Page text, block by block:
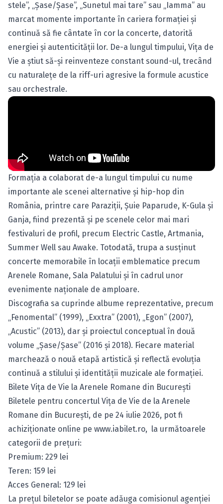
stele”, „Șase/Șase”, „Sunetul mai tare” sau „Iamma” au
marcat momente importante în cariera formației și
continuă să fie cântate în cor la concerte, datorită
energiei și autenticității lor. De-a lungul timpului, Vița de
Vie a știut să-și reinventeze constant sound-ul, trecând
cu naturalețe de la riff-uri agresive la formule acustice
sau orchestrale.
Formația a colaborat de-a lungul timpului cu nume
importante ale scenei alternative și hip-hop din
România, printre care Paraziții, Șuie Paparude, K-Gula și
Ganja, fiind prezentă și pe scenele celor mai mari
festivaluri de profil, precum Electric Castle, Artmania,
Summer Well sau Awake. Totodată, trupa a susținut
concerte memorabile în locații emblematice precum
Arenele Romane, Sala Palatului și în cadrul unor
evenimente naționale de amploare.
Discografia sa cuprinde albume reprezentative, precum
„Fenomental” (1999), „Exxtra” (2001), „Egon” (2007),
„Acustic” (2013), dar și proiectul conceptual în două
volume „Șase/Șase” (2016 și 2018). Fiecare material
marchează o nouă etapă artistică și reflectă evoluția
continuă a stilului și identității muzicale ale formației.
Bilete Vița de Vie la Arenele Romane din București
Biletele pentru concertul Vița de Vie de la Arenele
Romane din București, de pe 24 iulie 2026, pot fi
achiziționate online pe www.iabilet.ro, la următoarele
categorii de prețuri:
Premium: 229 lei
Teren: 159 lei
Acces General: 129 lei
La prețul biletelor se poate adăuga comisionul agenției